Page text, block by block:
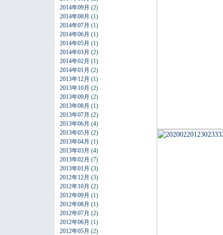
2014年09月 (2)
2014年08月 (1)
2014年07月 (1)
2014年06月 (1)
2014年05月 (1)
2014年03月 (2)
2014年02月 (1)
2014年01月 (2)
2013年12月 (1)
2013年10月 (2)
2013年09月 (2)
2013年08月 (1)
2013年07月 (2)
2013年06月 (4)
2013年05月 (2)
2013年04月 (1)
2013年03月 (4)
2013年02月 (7)
2013年01月 (3)
2012年12月 (3)
2012年10月 (2)
2012年09月 (1)
2012年08月 (1)
2012年07月 (2)
2012年06月 (1)
2012年05月 (2)